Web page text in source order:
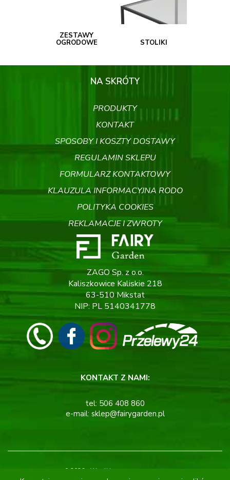
ZESTAWY
OGRODOWE STOLIKI
NA SKRÓTY
PRODUKTY
KONTAKT
SPOSOBY I KOSZTY DOSTAWY
REGULAMIN SKLEPU
FORMULARZ KONTAKTOWY
KLAUZULA INFORMACYJNA RODO
POLITYKA COOKIES
REKLAMACJE I ZWROTY
ZAGO Sp. z o.o.
Kaliszkowice Kaliskie 218
63-510 Mikstat
NIP: PL 5140341778
KONTAKT Z NAMI:
tel: 506 408 860
e-mail: sklep@fairygarden.pl
© 2026 - Wszelkie prawa zastrzeżone.